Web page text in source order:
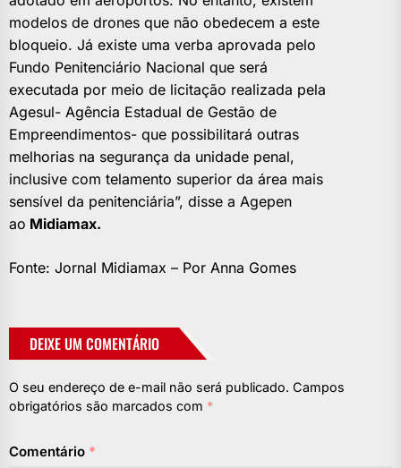
modelos de drones que não obedecem a este
bloqueio. Já existe uma verba aprovada pelo
Fundo Penitenciário Nacional que será
executada por meio de licitação realizada pela
Agesul- Agência Estadual de Gestão de
Empreendimentos- que possibilitará outras
melhorias na segurança da unidade penal,
inclusive com telamento superior da área mais
sensível da penitenciária”, disse a Agepen
ao Midiamax.
Fonte: Jornal Midiamax – Por Anna Gomes
DEIXE UM COMENTÁRIO
O seu endereço de e-mail não será publicado. Campos
obrigatórios são marcados com *
Comentário *